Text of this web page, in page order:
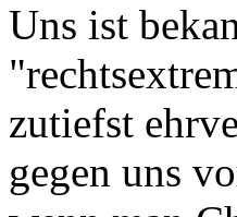
Uns ist
zutiefst
gegen uns